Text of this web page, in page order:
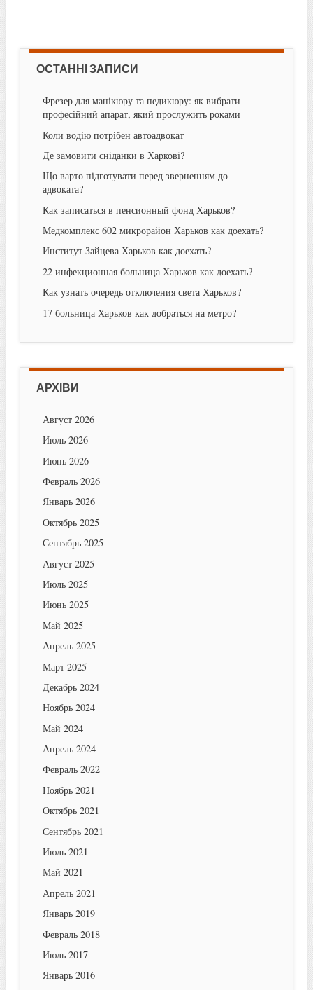
ОСТАННІ ЗАПИСИ
Фрезер для манікюру та педикюру: як вибрати
професійний апарат, який прослужить роками
Коли водію потрібен автоадвокат
Де замовити сніданки в Харкові?
Що варто підготувати перед зверненням до
адвоката?
Как записаться в пенсионный фонд Харьков?
Медкомплекс 602 микрорайон Харьков как доехать?
Институт Зайцева Харьков как доехать?
22 инфекционная больница Харьков как доехать?
Как узнать очередь отключения света Харьков?
17 больница Харьков как добраться на метро?
АРХІВИ
Август 2026
Июль 2026
Июнь 2026
Февраль 2026
Январь 2026
Октябрь 2025
Сентябрь 2025
Август 2025
Июль 2025
Июнь 2025
Май 2025
Апрель 2025
Март 2025
Декабрь 2024
Ноябрь 2024
Май 2024
Апрель 2024
Февраль 2022
Ноябрь 2021
Октябрь 2021
Сентябрь 2021
Июль 2021
Май 2021
Апрель 2021
Январь 2019
Февраль 2018
Июль 2017
Январь 2016